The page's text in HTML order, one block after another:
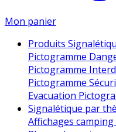
Mon panier
Produits
Pictogramme
Pictogramme
Pictogramme
Evacuation
Signalétique par
Affichages camping